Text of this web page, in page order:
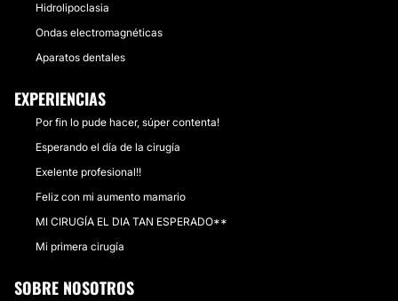
Hidrolipoclasia
Ondas electromagnéticas
Aparatos dentales
EXPERIENCIAS
Por fin lo pude hacer, súper contenta!
Esperando el día de la cirugía
Exelente profesional!!
Feliz con mi aumento mamario
MI CIRUGÍA EL DIA TAN ESPERADO**
Mi primera cirugía
SOBRE NOSOTROS